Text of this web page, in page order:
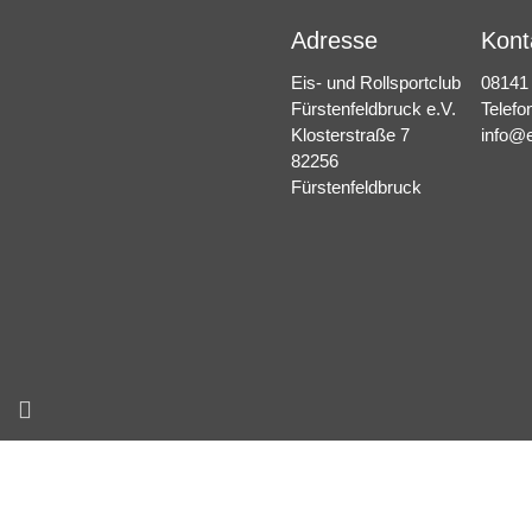
Adresse
Eis- und Rollsportclub
Fürstenfeldbruck e.V.
Klosterstraße 7
82256
Fürstenfeldbruck